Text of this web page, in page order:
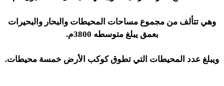
وهي تتألف من مجموع مساحات المحيطات والبحار والبحيرات
بعمق يبلغ متوسطه 3800م.
ويبلغ عدد المحيطات التي تطوق كوكب الأرض خمسة محيطات.